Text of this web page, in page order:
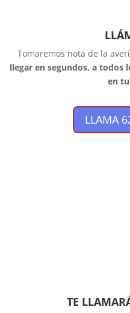
Tomaremos nota de la
llegar en segundos, a todos
en
LLAMA
TE